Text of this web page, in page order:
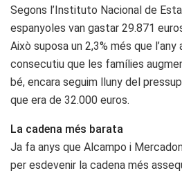
Segons l’Instituto Nacional de
espanyoles van gastar 29.871
Això suposa un 2,3% més que
consecutiu que les famílies
bé, encara seguim lluny del
que era de 32.000 euros.
La cadena més barata
Ja fa anys que Alcampo i
per esdevenir la cadena més